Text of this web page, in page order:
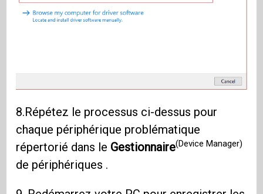
8.Répétez le processus ci-dessus pour
chaque périphérique problématique
répertorié dans le Gestionnaire(Device Manager)
de périphériques .